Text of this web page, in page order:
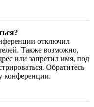
отключил
Также возможно,
или запретил имя, под
Обратитесь
конференции.